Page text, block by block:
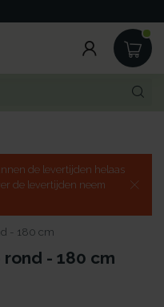
de levertijden helaas
de levertijden neem
- 180 cm
- 180 cm